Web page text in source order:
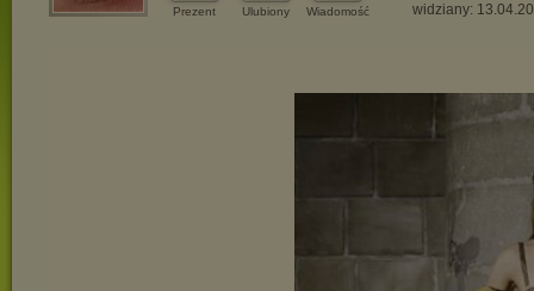
Prezent Ulubiony Wiadomość widziany: